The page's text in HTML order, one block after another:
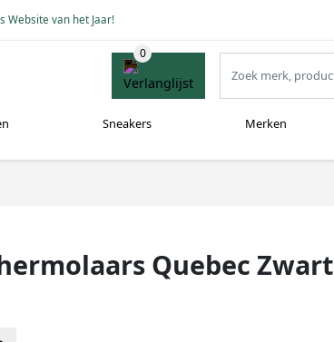
Website van het Jaar!
Sneakers Merken
Quebec Zwart